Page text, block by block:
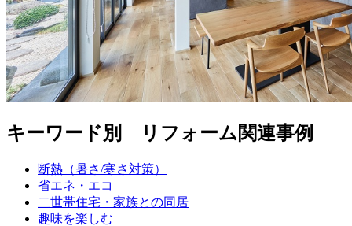
キーワード別 リフォーム関連事例
断熱（暑さ/寒さ対策）
省エネ・エコ
二世帯住宅・家族との同居
趣味を楽しむ